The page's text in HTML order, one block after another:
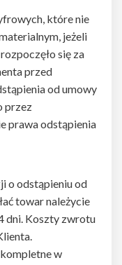
które nie
jeżeli
się za
przed
od umowy
przez
prawa odstąpienia
o odstąpieniu od
towar należycie
dni. Koszty zwrotu
w